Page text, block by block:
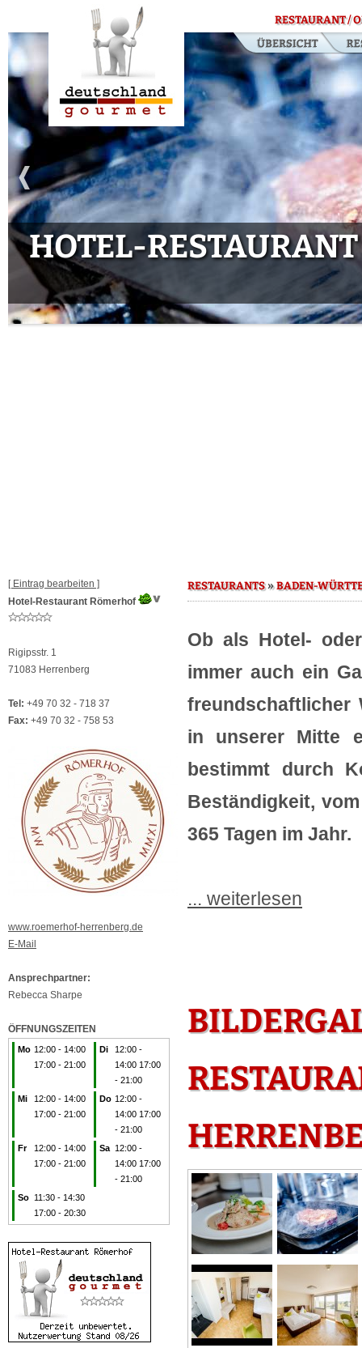
RESTAURANT /
HOTEL-
[ Eintrag bearbeiten ]
Hotel-Restaurant Römerhof
Rigipsstr. 1
71083 Herrenberg
Tel: +49 70 32 - 718 37
Fax: +49 70 32 - 758 53
www.roemerhof-herrenberg.de
E-Mail
Ansprechpartner:
Rebecca Sharpe
ÖFFNUNGSZEITEN
Mo 12:00 - 14:00
17:00 - 21:00
Di
12:00 -
14:00 17:00
- 21:00
Mi
12:00 - 14:00
17:00 - 21:00
Do 12:00 -
14:00 17:00
- 21:00
Fr
12:00 - 14:00
17:00 - 21:00
Sa 12:00 -
14:00 17:00
- 21:00
So 11:30 - 14:30
17:00 - 20:30
RESTAURANTS»BADEN-
Ob als Hotel-
immer auch ein
freundschaftlicher
in unserer Mitte
bestimmt durch
Beständigkeit,
365 Tagen im Jahr.
... weiterlesen